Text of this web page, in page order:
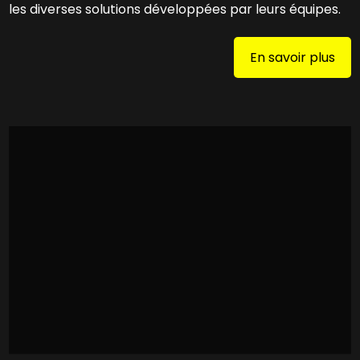
les diverses solutions développées par leurs équipes.
En savoir plus